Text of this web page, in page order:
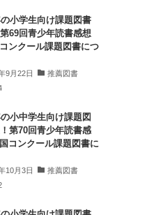
小学生向け課題図書
69回青少年読書感想
ンクール課題図書につ
9月22日
推薦図書
小中学生向け課題図
第70回青少年読書感
コンクール課題図書に
10月3日
推薦図書